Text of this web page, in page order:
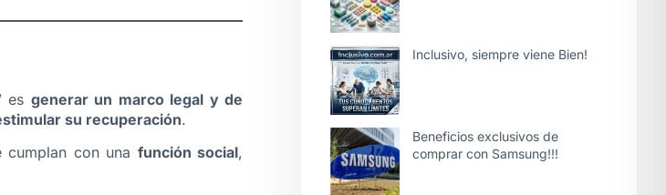
es generar un marco legal y de
su recuperación.
cumplan con una función social,
Inclusivo, siempre viene Bien!
Beneficios exclusivos de
comprar con Samsung!!!